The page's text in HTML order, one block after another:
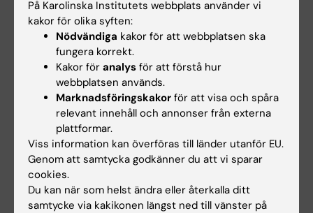
R, Sekiguchi M, Pegel A, Schulz S, Saito T, Iwata
N, Winblad B, Saido TC.J Alzheimers Dis 2025
():13872877251392782.
Alzheimers sjukdom Demens
Uppdaterad av:
Anne Hammarskjöld 2025-12-02
Innehållsgranskare:
Per Nilsson
På Karolinska Institutets webbplats använder vi
kakor för olika syften:
Nödvändiga kakor för att webbplatsen ska
fungera korrekt.
Kakor för analys för att förstå hur
webbplatsen används.
Marknadsföringskakor för att visa och spåra
relevant innehåll och annonser från externa
plattformar.
Viss information kan överföras till länder utanför EU.
Genom att samtycka godkänner du att vi sparar
cookies.
Du kan när som helst ändra eller återkalla ditt
samtycke via kakikonen längst ned till vänster på